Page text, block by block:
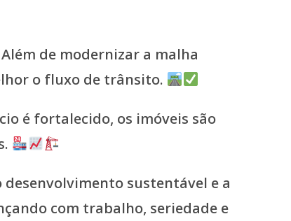
de modernizar a malha
o fluxo de trânsito.
é fortalecido, os imóveis são
sustentável e a
com trabalho, seriedade e